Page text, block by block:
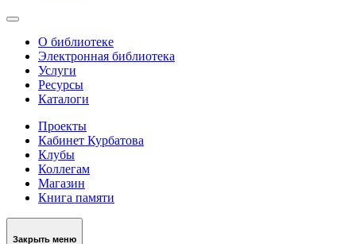
О библиотеке
Электронная библиотека
Услуги
Ресурсы
Каталоги
Проекты
Кабинет Курбатова
Клубы
Коллегам
Магазин
Книга памяти
Закрыть меню